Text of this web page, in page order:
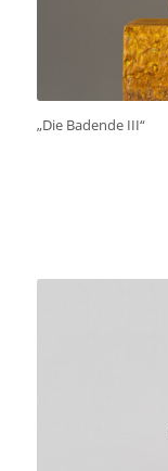
„Die Badende III“